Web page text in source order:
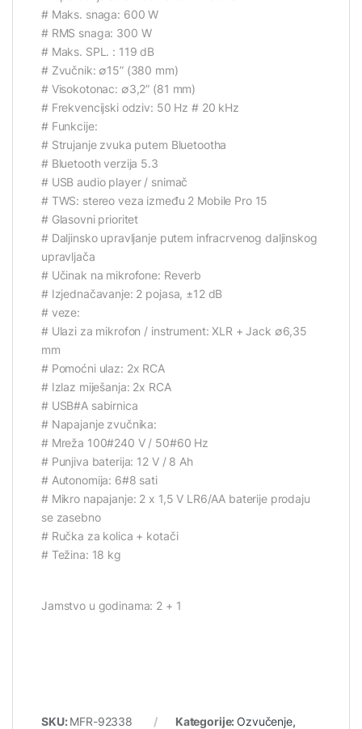
# Maks. snaga: 600 W
# RMS snaga: 300 W
# Maks. SPL. : 119 dB
# Zvučnik: ∅15” (380 mm)
# Visokotonac: ∅3,2” (81 mm)
# Frekvencijski odziv: 50 Hz # 20 kHz
# Funkcije:
# Strujanje zvuka putem Bluetootha
# Bluetooth verzija 5.3
# USB audio player / snimač
# TWS: stereo veza između 2 Mobile Pro 15
# Glasovni prioritet
# Daljinsko upravljanje putem infracrvenog daljinskog
upravljača
# Učinak na mikrofone: Reverb
# Izjednačavanje: 2 pojasa, ±12 dB
# veze:
# Ulazi za mikrofon / instrument: XLR + Jack ∅6,35
mm
# Pomoćni ulaz: 2x RCA
# Izlaz miješanja: 2x RCA
# USB#A sabirnica
# Napajanje zvučnika:
# Mreža 100#240 V / 50#60 Hz
# Punjiva baterija: 12 V / 8 Ah
# Autonomija: 6#8 sati
# Mikro napajanje: 2 x 1,5 V LR6/AA baterije prodaju
se zasebno
# Ručka za kolica + kotači
# Težina: 18 kg
Jamstvo u godinama: 2 + 1
SKU:MFR-92338 Kategorije:Ozvučenje,